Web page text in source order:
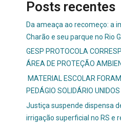
Posts recentes
Da ameaça ao recomeço: a
Charão e seu parque no Rio
GESP PROTOCOLA
ÁREA DE PROTEÇÃO
MATERIAL ESCOLAR
PEDÁGIO SOLIDÁRIO
Justiça suspende dispensa
irrigação superficial no RS e